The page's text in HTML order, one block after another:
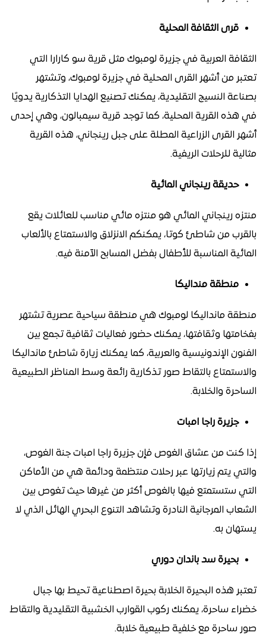
قرى الثقافة المحلية
الثقافة العربية في جزيرة لومبوك مثل قرية سو كارارا التي
تعتبر من أشهر القرى المحلية في جزيرة لومبوك، وتشتهر
بصناعة النسيج التقليدية، يمكنك تصنيع الهدايا التذكارية يدويًا
في هذه القرية المحلية، كما توجد قرية سيمبالون، وهي إحدى
أشهر القرى الزراعية المطلة على جبل رينجاني، هذه القرية
مثالية للرحلات الريفية.
حديقة رينجاني المائية
منتزه رينجاني المائي هو منتزه مائي مناسب للعائلات يقع
بالقرب من شاطئ كوتا، يمكنكم الانزلاق والاستمتاع بالألعاب
المائية المناسبة للأطفال بفضل المسابح الآمنة فيه.
منطقة منداليكا
منطقة مانداليكا لومبوك هي منطقة سياحية عصرية تشتهر
بفخامتها وثقافتها، يمكنك حضور فعاليات ثقافية تجمع بين
الفنون الإندونيسية والعربية، كما يمكنك زيارة شاطئ مانداليكا
والاستمتاع بالتقاط صور تذكارية رائعة وسط المناظر الطبيعية
الساحرة والخلابة.
جزيرة راجا امبات
إذا كنت من عشاق الغوص فإن جزيرة راجا امبات جنة الغوص،
والتي يتم زيارتها عبر رحلات منتظمة ودائمة هي من الأماكن
التي ستستمتع فيها بالغوص أكثر من غيرها حيث تغوص بين
الشعاب المرجانية النادرة وتشاهد التنوع البحري الهائل الذي لا
يستهان به.
بحيرة سد باندان دوري
تعتبر هذه البحيرة الخلابة بحيرة اصطناعية تحيط بها جبال
خضراء ساحرة، يمكنك ركوب القوارب الخشبية التقليدية والتقاط
صور ساحرة مع خلفية طبيعية خلابة.